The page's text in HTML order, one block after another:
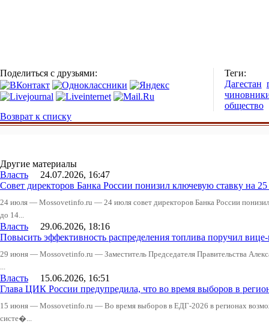
Поделиться с друзьями:
Теги:
Дагестан
общество
Возврат к списку
Другие материалы
Власть 24.07.2026, 16:47
Совет директоров Банка России понизил ключевую ставку на
24 июля — Mossovetinfo.ru — 24 июля совет директоров Банка России
до 14...
Власть 29.06.2026, 18:16
Повысить эффективность распределения топлива поручил
29 июня — Mossovetinfo.ru — Заместитель Председателя Правительства
...
Власть 15.06.2026, 16:51
Глава ЦИК России предупредила, что во время выборов в
15 июня — Mossovetinfo.ru — Во время выборов в ЕДГ-2026 в регионах
систе�...